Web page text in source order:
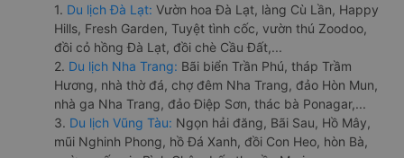
1. Du lịch Đà Lạt: Vườn hoa Đà Lạt, làng Cù Lần, Happy
Hills, Fresh Garden, Tuyệt tình cốc, vườn thú Zoodoo,
đồi cỏ hồng Đà Lạt, đồi chè Cầu Đất,...
2. Du lịch Nha Trang: Bãi biển Trần Phú, tháp Trầm
Hương, nhà thờ đá, chợ đêm Nha Trang, đảo Hòn Mun,
nhà ga Nha Trang, đảo Điệp Sơn, thác bà Ponagar,...
3. Du lịch Vũng Tàu: Ngọn hải đăng, Bãi Sau, Hồ Mây,
mũi Nghinh Phong, hồ Đá Xanh, đồi Con Heo, hòn Bà,